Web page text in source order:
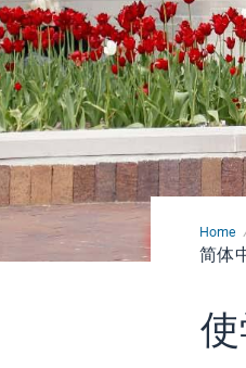
Home
简
体
简体